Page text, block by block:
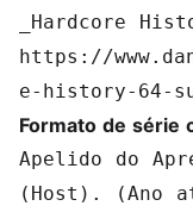
_Hardcore
https://
e-history-64-
Formato de série
Apelido do
(Host). (Ano